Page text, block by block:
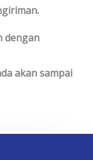
dengan
akan sampai